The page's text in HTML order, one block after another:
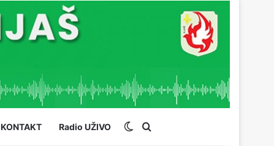
KONTAKT Radio UŽIVO Switch skin